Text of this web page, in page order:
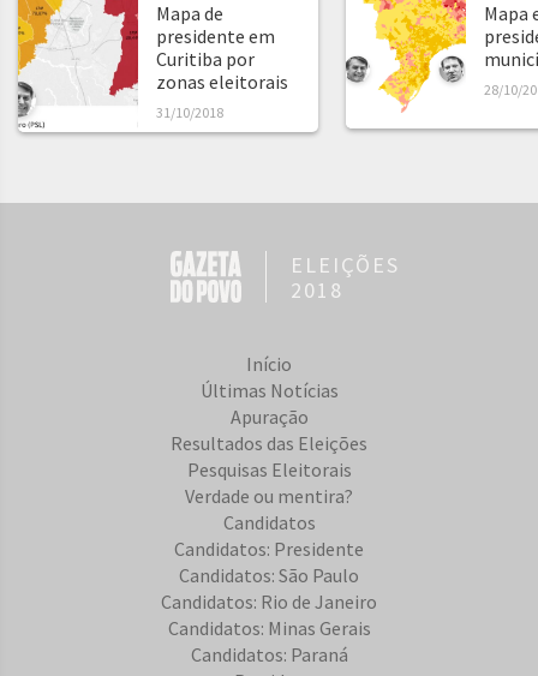
Mapa de
presidente em
Curitiba por
zonas eleitorais
31/10/2018
Mapa
28/10/
ELEIÇÕES
2018
Início
Últimas Notícias
Apuração
Resultados das Eleições
Pesquisas Eleitorais
Verdade ou mentira?
Candidatos
Candidatos: Presidente
Candidatos: São Paulo
Candidatos: Rio de Janeiro
Candidatos: Minas Gerais
Candidatos: Paraná